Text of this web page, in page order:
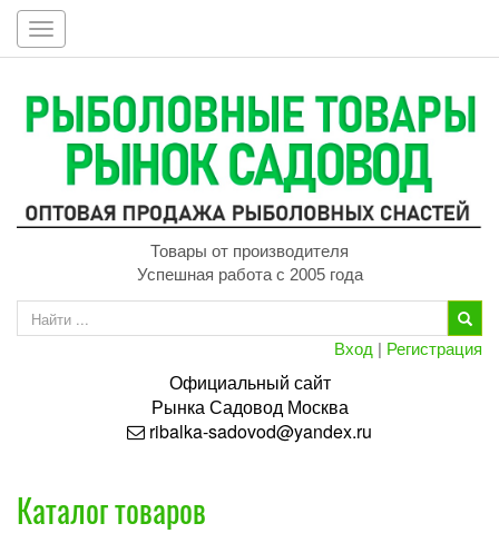
Toggle
navigation
Товары от производителя
Успешная работа с 2005 года
Вход | Регистрация
Официальный сайт
РынкаСадовод Москва
ribalka-sadovod@yandex.ru
Каталог товаров